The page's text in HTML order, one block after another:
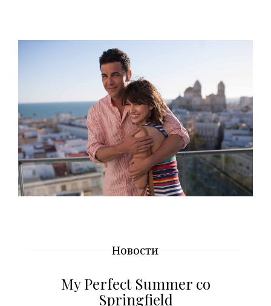
Новости
My Perfect Summer со
Springfield